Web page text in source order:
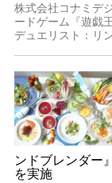
株式会社コナミデ
ードゲーム『遊戯
デュエリスト：リ
ンドブレンダー
を実施